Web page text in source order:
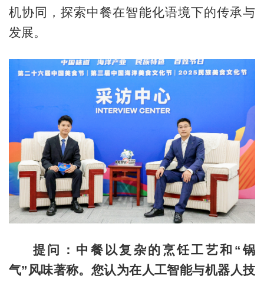
机协同，探索中餐在智能化语境下的传承与
发展。
提问：中餐以复杂的烹饪工艺和“锅
气”风味著称。您认为在人工智能与机器人技